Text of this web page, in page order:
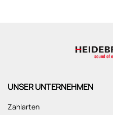
UNSER UNTERNEHMEN
Zahlarten